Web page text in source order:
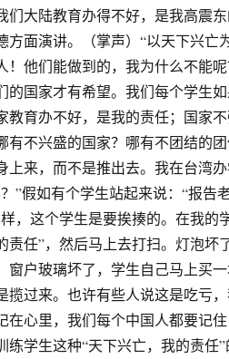
们大陆教育办得不好，是我高震
方面演讲。（掌声）“以天下兴亡
！他们能做到的，我为什么不能
的国家才有希望。我们每个学生
教育办不好，是我的责任；国家
有不兴盛的国家？哪有不团结的
上来，而不是推出去。我在台湾
”假如有个学生站起来说：“报告
，这个学生是要挨揍的。在我的
责任”，然后马上去打扫。灯泡坏
窗户玻璃坏了，学生自己马上买
揽过来。也许有些人说这是吃亏
在心里，我们每个中国人都要记住
练学生这种“天下兴亡，我的责任